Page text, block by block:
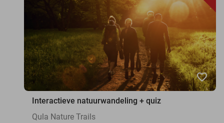
favorite_border
Interactieve natuurwandeling + quiz
Qula Nature Trails